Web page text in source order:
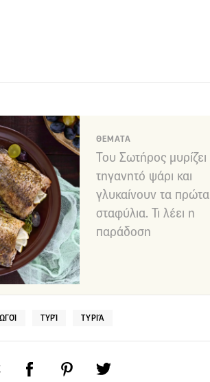
ΘΕΜΑΤΑ
Του Σωτήρος μυρίζει
τηγανητό ψάρι και
γλυκαίνουν τα πρώτα
σταφύλια. Τι λέει η
παράδοση
ΤΥΡΊ ΤΥΡΙΆ